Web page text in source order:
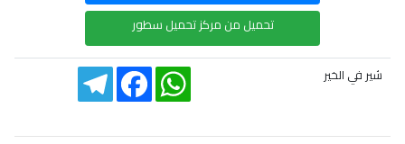
تحميل من مركز تحميل سطور
شير في الخير TelegramFacebookWhatsApp